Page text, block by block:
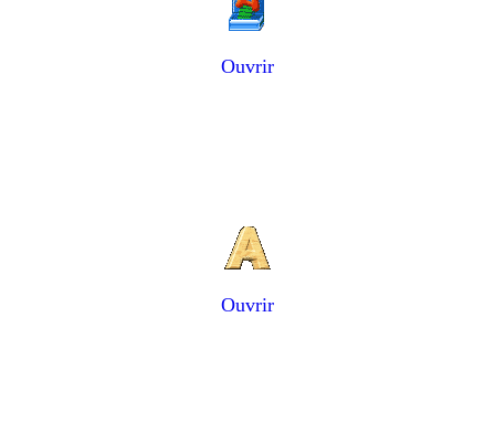
Ouvrir
Ouvrir